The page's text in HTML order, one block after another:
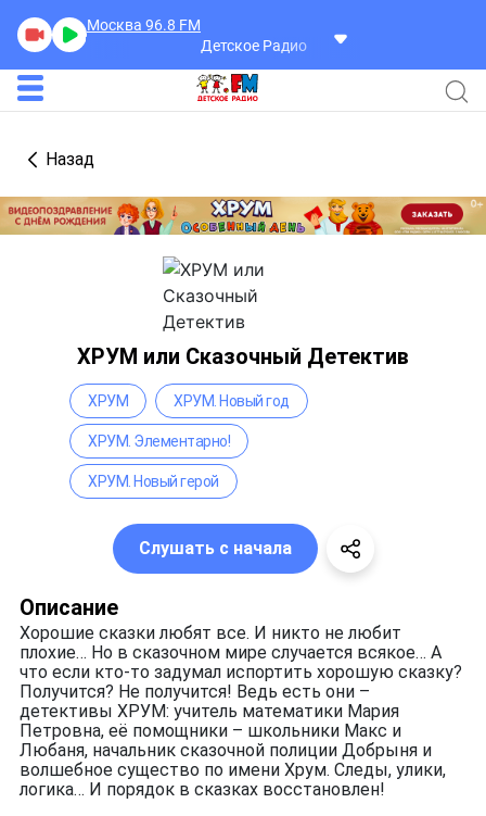
Москва 96.8 FM
Леонид Серебренников
Назад
ХРУМ или Сказочный Детектив
Описание
Хорошие сказки любят все. И никто не любит
плохие… Но в сказочном мире случается всякое… А
что если кто-то задумал испортить хорошую сказку?
Получится? Не получится! Ведь есть они –
детективы ХРУМ: учитель математики Мария
Петровна, её помощники – школьники Макс и
Любаня, начальник сказочной полиции Добрыня и
волшебное существо по имени Хрум. Следы, улики,
логика… И порядок в сказках восстановлен!
ХРУМ ХРУМ. Новый год
ХРУМ. Элементарно!
ХРУМ. Новый герой
Слушать с начала